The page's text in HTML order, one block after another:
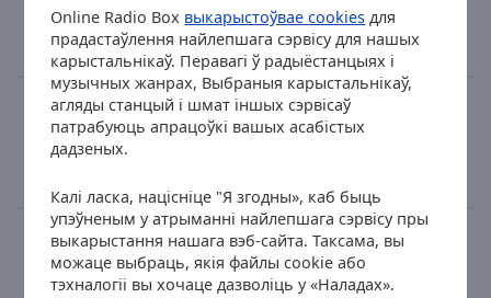
Online Radio Box выкарыстоўвае cookies для
прадастаўлення найлепшага сэрвісу для нашых
карыстальнікаў. Перавагі ў радыёстанцыях і
музычных жанрах, Выбраныя карыстальнікаў,
агляды станцый і шмат іншых сэрвісаў
патрабуюць апрацоўкі вашых асабістых
дадзеных.
Калі ласка, націсніце "Я згодны», каб быць
упэўненым у атрыманні найлепшага сэрвісу пры
выкарыстання нашага вэб-сайта. Таксама, вы
можаце выбраць, якія файлы cookie або
тэхналогіі вы хочаце дазволіць у «Наладах».
CHRIS STEGER - Oans, Zwoa, Drei
Radio 88.6
house lounge
chill-out
Bluffphonica
trance
psy trance
Molok & Subliminal Codes - Gypsy Magic